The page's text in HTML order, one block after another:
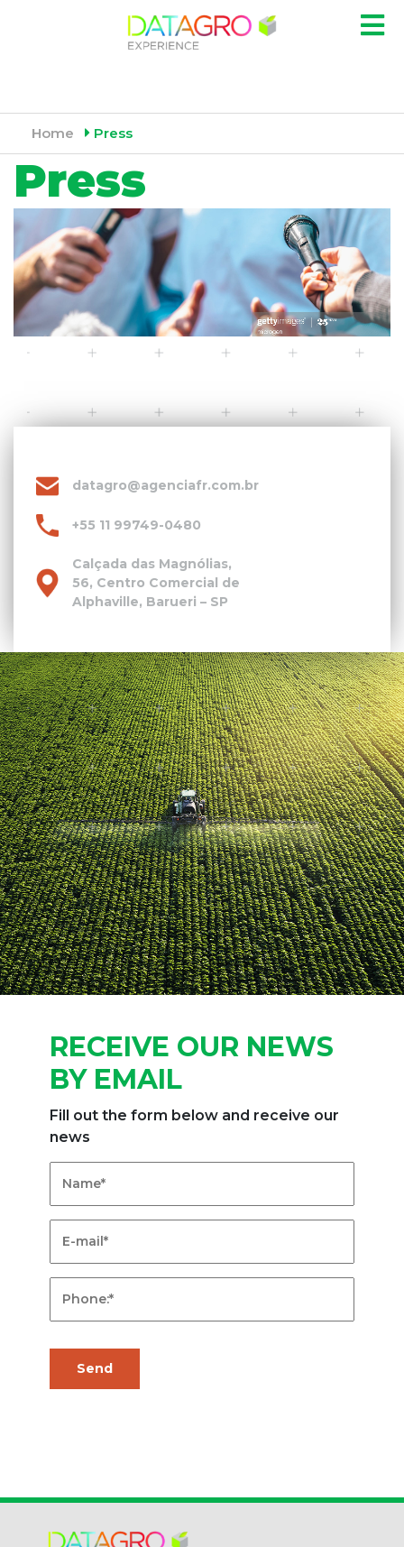
Home Press
Press
datagro@agenciafr.com.br
+55 11 99749-0480
Calçada das Magnólias,
56, Centro Comercial de
Alphaville, Barueri – SP
RECEIVE OUR NEWS
BY EMAIL
Fill out the form below and receive our
news